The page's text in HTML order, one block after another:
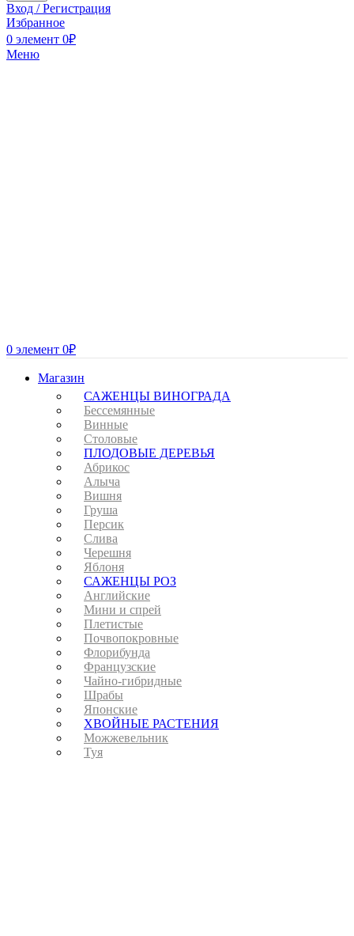
Вход / Регистрация
Избранное
0 элемент 0₽
Меню
0 элемент 0₽
Магазин
САЖЕНЦЫ ВИНОГРАДА
Бессемянные
Винные
Столовые
ПЛОДОВЫЕ ДЕРЕВЬЯ
Абрикос
Алыча
Вишня
Груша
Персик
Слива
Черешня
Яблоня
САЖЕНЦЫ РОЗ
Английские
Мини и спрей
Плетистые
Почвопокровные
Флорибунда
Французские
Чайно-гибридные
Шрабы
Японские
ХВОЙНЫЕ РАСТЕНИЯ
Можжевельник
Туя